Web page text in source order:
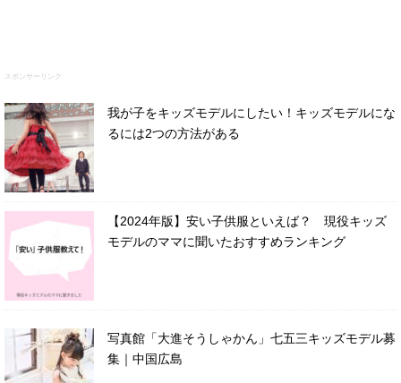
スポンサーリンク
我が子をキッズモデルにしたい！キッズモデルにな
るには2つの方法がある
【2024年版】安い子供服といえば？ 現役キッズ
モデルのママに聞いたおすすめランキング
写真館「大進そうしゃかん」七五三キッズモデル募
集｜中国広島